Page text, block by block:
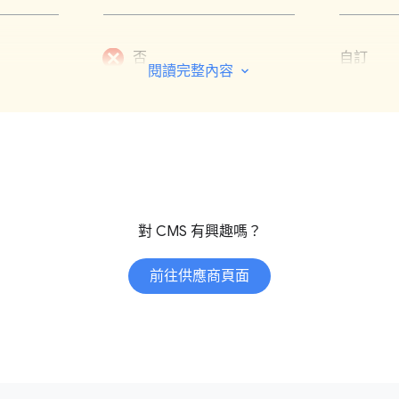
Tresite 近期預
構只想要 CMS
能會因為這種類
否 自訂
是
閱讀完整內容
對 CMS 有興趣嗎？
前往供應商頁面